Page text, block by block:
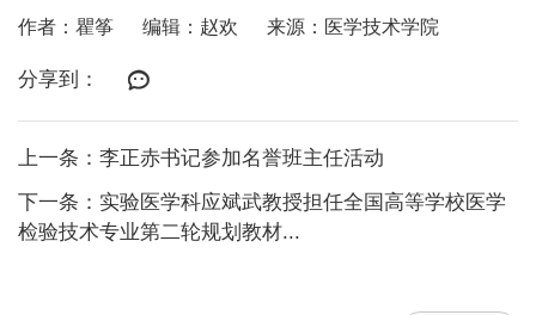
作者：瞿筝 编辑：赵欢 来源：医学技术学院
分享到：
上一条：李正赤书记参加名誉班主任活动
下一条：实验医学科应斌武教授担任全国高等学校医学
检验技术专业第二轮规划教材...